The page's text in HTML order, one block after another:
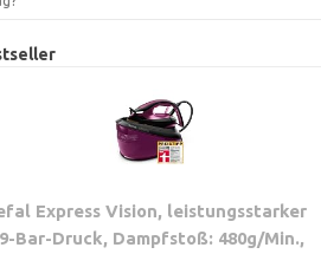
Express Vision, leistungsstarker
Bar-Druck, Dampfstoß: 480g/Min.,